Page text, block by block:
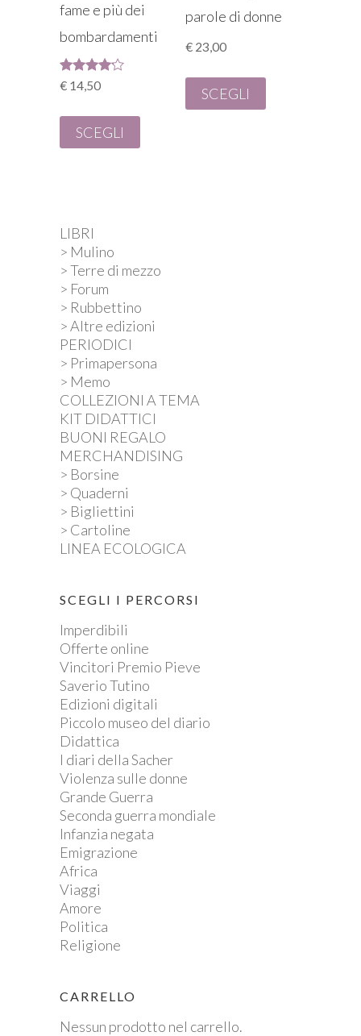
fame e più dei
bombardamenti
Valutato
€ 14,50
SCEGLI
parole di donne
€ 23,00
SCEGLI
LIBRI
> Mulino
> Terre di mezzo
> Forum
> Rubbettino
> Altre edizioni
PERIODICI
> Primapersona
> Memo
COLLEZIONI A TEMA
KIT DIDATTICI
BUONI REGALO
MERCHANDISING
> Borsine
> Quaderni
> Bigliettini
> Cartoline
LINEA ECOLOGICA
SCEGLI I PERCORSI
Imperdibili
Offerte online
Vincitori Premio Pieve
Saverio Tutino
Edizioni digitali
Piccolo museo del diario
Didattica
I diari della Sacher
Violenza sulle donne
Grande Guerra
Seconda guerra mondiale
Infanzia negata
Emigrazione
Africa
Viaggi
Amore
Politica
Religione
CARRELLO
Nessun prodotto nel carrello.